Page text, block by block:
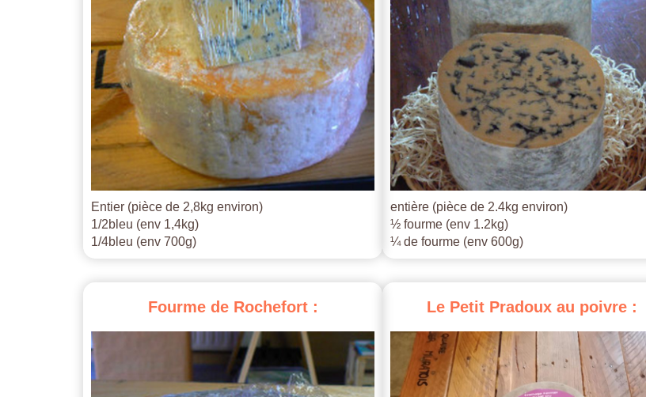
Entier (pièce de 2,8kg environ)
1/2bleu (env 1,4kg)
1/4bleu (env 700g)
entière (pièce de 2.4kg environ)
½ fourme (env 1.2kg)
¼ de fourme (env 600g)
Fourme de Rochefort : Le Petit Pradoux au poivre :